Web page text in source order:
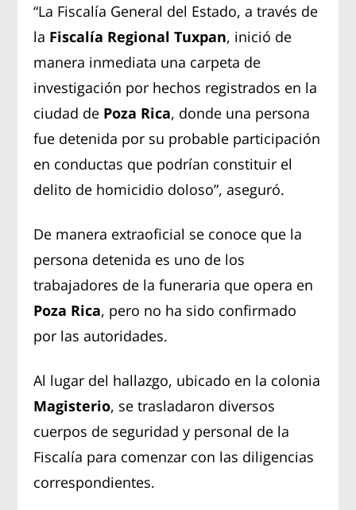
“La Fiscalía General del Estado, a través de
la Fiscalía Regional Tuxpan, inició de
manera inmediata una carpeta de
investigación por hechos registrados en la
ciudad de Poza Rica, donde una persona
fue detenida por su probable participación
en conductas que podrían constituir el
delito de homicidio doloso”, aseguró.
De manera extraoficial se conoce que la
persona detenida es uno de los
trabajadores de la funeraria que opera en
Poza Rica, pero no ha sido confirmado
por las autoridades.
Al lugar del hallazgo, ubicado en la colonia
Magisterio, se trasladaron diversos
cuerpos de seguridad y personal de la
Fiscalía para comenzar con las diligencias
correspondientes.